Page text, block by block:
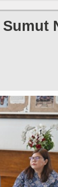
Kayu
Soroti
Villa